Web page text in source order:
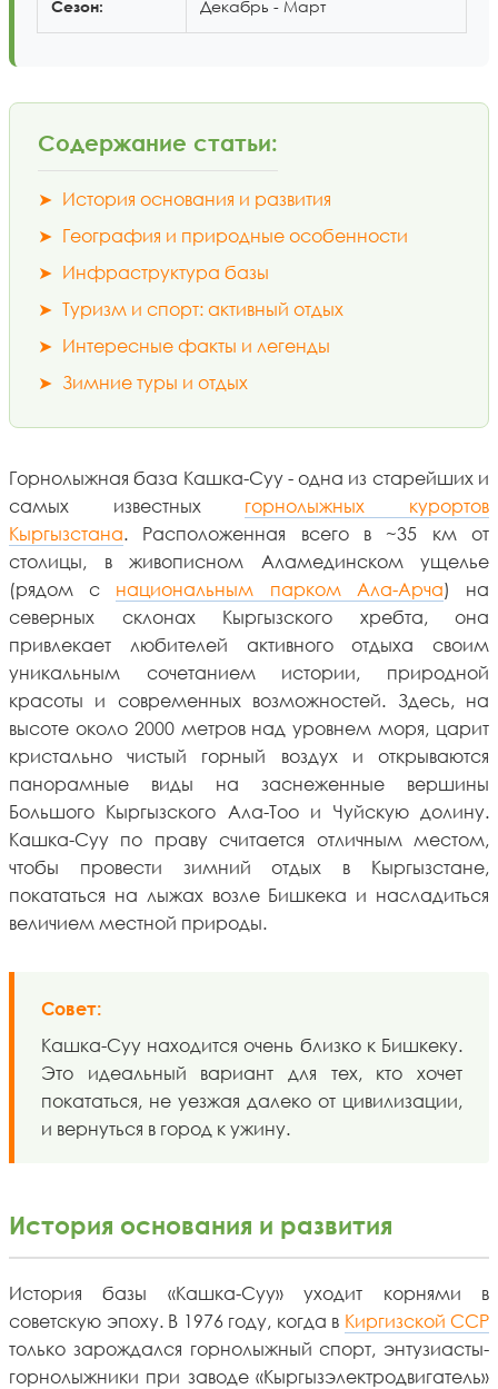
Сезон: Декабрь - Март
Содержание статьи:
➤ История основания и развития
➤ География и природные особенности
➤ Инфраструктура базы
➤ Туризм и спорт: активный отдых
➤ Интересные факты и легенды
➤ Зимние туры и отдых
Горнолыжная база Кашка-Суу - одна из старейших и
самых известных горнолыжных курортов
Кыргызстана. Расположенная всего в ~35 км от
столицы, в живописном Аламединском ущелье
(рядом с национальным парком Ала-Арча) на
северных склонах Кыргызского хребта, она
привлекает любителей активного отдыха своим
уникальным сочетанием истории, природной
красоты и современных возможностей. Здесь, на
высоте около 2000 метров над уровнем моря, царит
кристально чистый горный воздух и открываются
панорамные виды на заснеженные вершины
Большого Кыргызского Ала-Тоо и Чуйскую долину.
Кашка-Суу по праву считается отличным местом,
чтобы провести зимний отдых в Кыргызстане,
покататься на лыжах возле Бишкека и насладиться
величием местной природы.
Совет:
Кашка-Суу находится очень близко к Бишкеку.
Это идеальный вариант для тех, кто хочет
покататься, не уезжая далеко от цивилизации,
и вернуться в город к ужину.
История основания и развития
История базы «Кашка-Суу» уходит корнями в
советскую эпоху. В 1976 году, когда в Киргизской ССР
только зарождался горнолыжный спорт, энтузиасты-
горнолыжники при заводе «Кыргызэлектродвигатель»